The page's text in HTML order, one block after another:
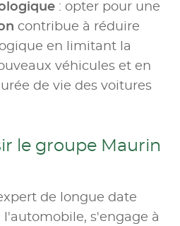
: opter pour une
contribue à réduire
en limitant la
véhicules et en
de vie des voitures
le groupe Maurin
de longue date
s'engage à